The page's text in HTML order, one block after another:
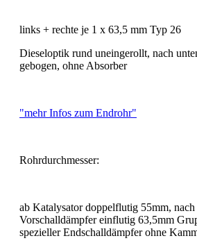
links + rechte je 1 x 63,5 mm Typ 26
Dieseloptik rund uneingerollt, nach
gebogen, ohne Absorber
"mehr Infos zum Endrohr"
Rohrdurchmesser:
ab Katalysator doppelflutig 55mm, nach
Vorschalldämpfer einflutig 63,5mm
spezieller Endschalldämpfer ohne